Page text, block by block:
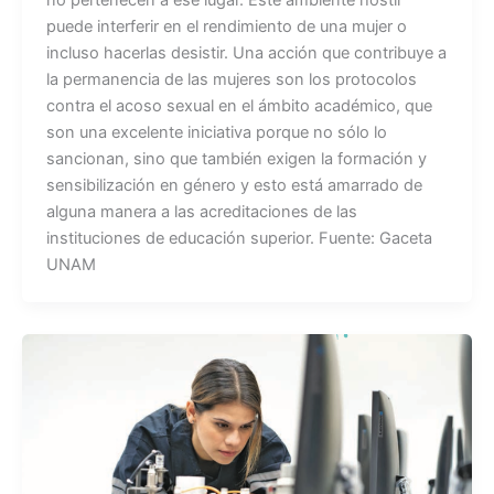
puede interferir en el rendimiento de una mujer o
incluso hacerlas desistir. Una acción que contribuye a
la permanencia de las mujeres son los protocolos
contra el acoso sexual en el ámbito académico, que
son una excelente iniciativa porque no sólo lo
sancionan, sino que también exigen la formación y
sensibilización en género y esto está amarrado de
alguna manera a las acreditaciones de las
instituciones de educación superior. Fuente: Gaceta
UNAM